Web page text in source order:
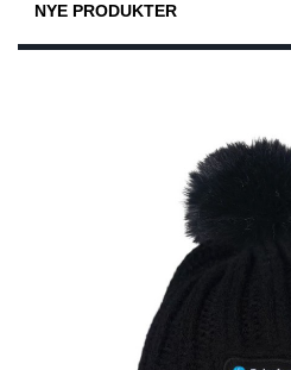
NYE PRODUKTER